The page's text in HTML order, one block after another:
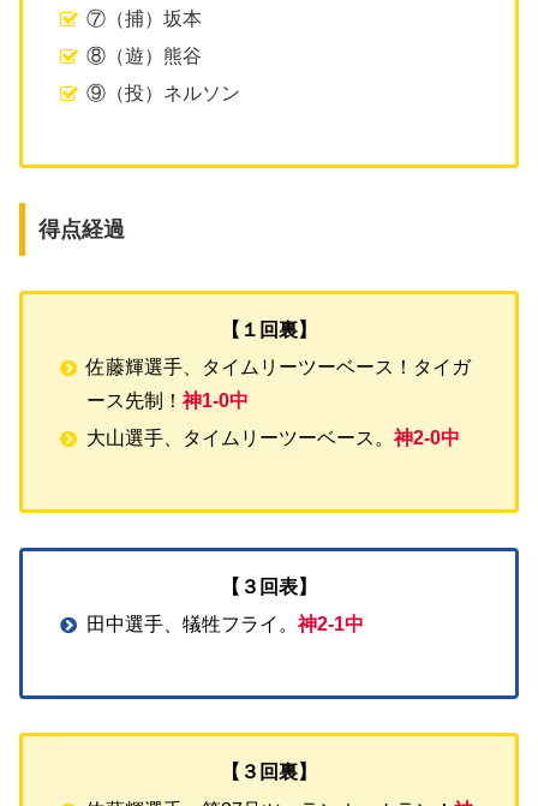
⑦（捕）坂本
⑧（遊）熊谷
⑨（投）ネルソン
得点経過
【１回裏】
佐藤輝選手、タイムリーツーベース！タイガ
ース先制！神1-0中
大山選手、タイムリーツーベース。神2-0中
【３回表】
田中選手、犠牲フライ。神2-1中
【３回裏】